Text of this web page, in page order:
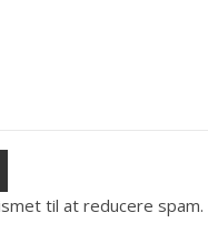
til at reducere spam.